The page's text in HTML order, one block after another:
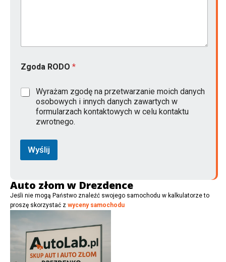
Zgoda RODO *
Wyrażam zgodę na przetwarzanie moich danych
osobowych i innych danych zawartych w
formularzach kontaktowych w celu kontaktu
zwrotnego.
Wyślij
Auto złom w Drezdence
Jeśli nie mogą Państwo znaleźć swojego samochodu w kalkulatorze to
proszę skorzystać z wyceny samochodu